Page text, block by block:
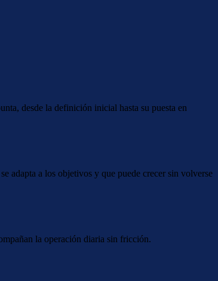
desde la definición inicial hasta su puesta en
adapta a los objetivos y que puede crecer sin volverse
la operación diaria sin fricción.